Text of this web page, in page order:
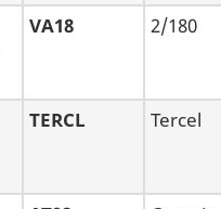
VA18 2/180
TERCL Tercel